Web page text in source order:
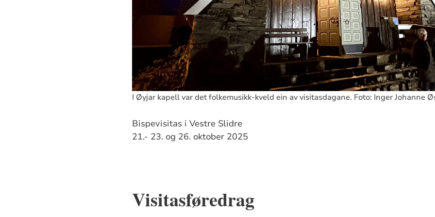
I Øyjar kapell var det folkemusikk-kveld ein av visitasdagane. Foto: Inger Johanne
Bispevisitas i Vestre Slidre
21.- 23. og 26. oktober 2025
Visitasføredrag